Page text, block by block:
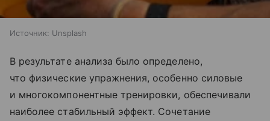
Источник: Unsplash
В результате анализа было определено,
что физические упражнения, особенно силовые
и многокомпонентные тренировки, обеспечивали
наиболее стабильный эффект. Сочетание